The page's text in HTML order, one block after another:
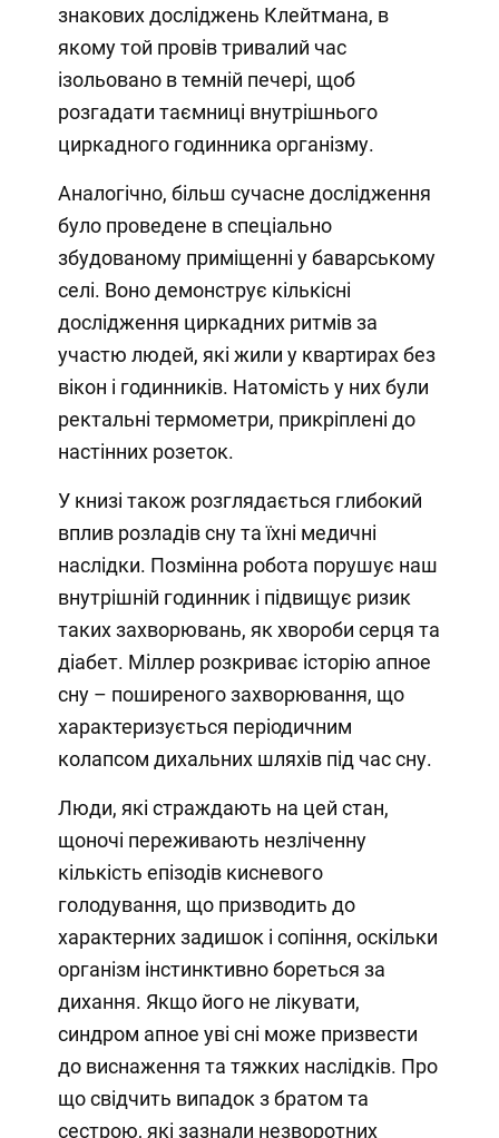
знакових досліджень Клейтмана, в
якому той провів тривалий час
ізольовано в темній печері, щоб
розгадати таємниці внутрішнього
циркадного годинника організму.
Аналогічно, більш сучасне дослідження
було проведене в спеціально
збудованому приміщенні у баварському
селі. Воно демонструє кількісні
дослідження циркадних ритмів за
участю людей, які жили у квартирах без
вікон і годинників. Натомість у них були
ректальні термометри, прикріплені до
настінних розеток.
У книзі також розглядається глибокий
вплив розладів сну та їхні медичні
наслідки. Позмінна робота порушує наш
внутрішній годинник і підвищує ризик
таких захворювань, як хвороби серця та
діабет. Міллер розкриває історію апное
сну – поширеного захворювання, що
характеризується періодичним
колапсом дихальних шляхів під час сну.
Люди, які страждають на цей стан,
щоночі переживають незліченну
кількість епізодів кисневого
голодування, що призводить до
характерних задишок і сопіння, оскільки
організм інстинктивно бореться за
дихання. Якщо його не лікувати,
синдром апное уві сні може призвести
до виснаження та тяжких наслідків. Про
що свідчить випадок з братом та
сестрою, які зазнали незворотних